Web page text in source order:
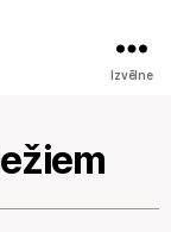
Izvēlne